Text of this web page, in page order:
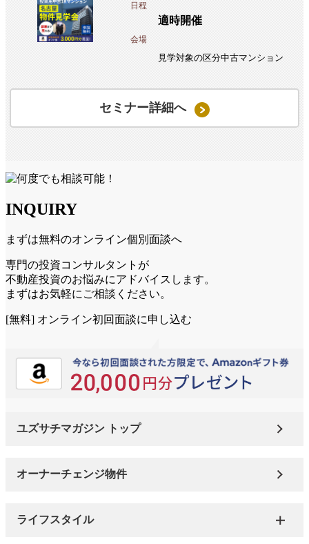
日程
適時開催
会場
見学対象の区分中古マンション
セミナー詳細へ
INQUIRY
まずは無料のオンライン個別面談へ
専門の投資コンサルタントが
不動産投資のお悩みにアドバイスします。
まずはお気軽にご相談ください。
[無料] オンライン初回面談に申し込む
ユズサチマガジン トップ
オーナーチェンジ物件
ライフスタイル